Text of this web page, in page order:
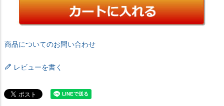
商品についてのお問い合わせ
レビューを書く